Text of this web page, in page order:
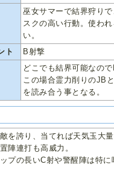
巫女サマーで結界狩り
スクの高い行動。使わ
い。
ト
B射撃
どこでも結界可能なので
この場合霊力削りのJB
を読み合う事となる。
を誇り、当てれば天気玉大
陣連打も高威力。
プの長いC射や警醒陣は特に